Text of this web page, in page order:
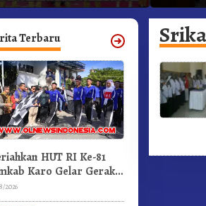
Olahraga
GBKP
Terbaru
HUT RI Ke-81
Karo Gelar Gerak
Kemerdekaan.!
2026